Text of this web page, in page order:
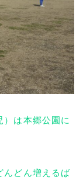
）は本郷公園に
んどん増えるば